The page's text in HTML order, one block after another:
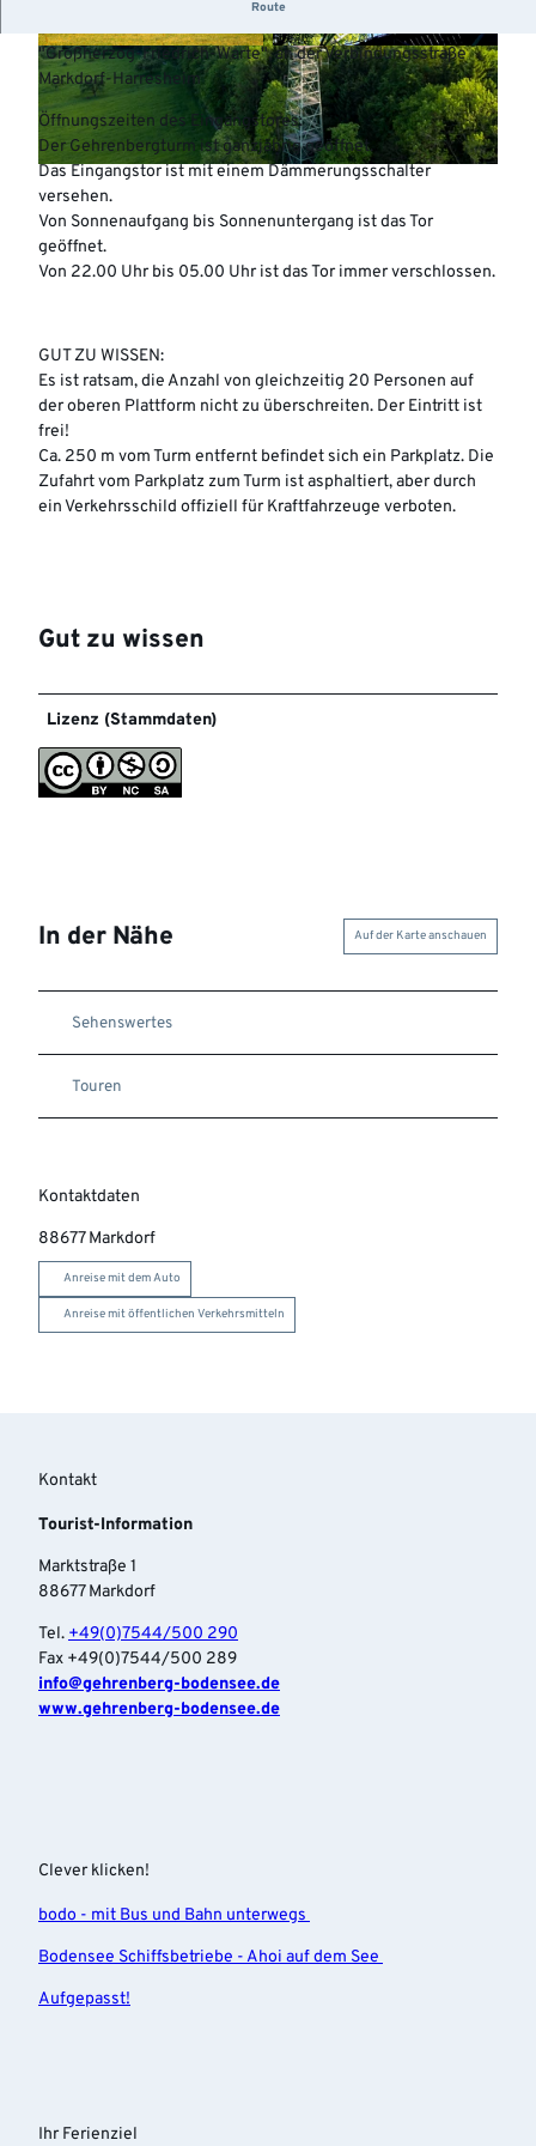
©CC-BY-NC-SA
© Florian Fahlenbock |CC-BY-NC-SA ©CC-BY-NC-SA
Route
Erbaut 1903 – 30m hoch – Fundament: ca. 724 m ü.M. – 149
Stufen
"Großherzog-Friedrich-Warte", an der Verbindungsstraße
Markdorf-Harresheim
Öffnungszeiten des Eingangstores:
Der Gehrenbergturm ist ganzjährig geöffnet.
Das Eingangstor ist mit einem Dämmerungsschalter
versehen.
Von Sonnenaufgang bis Sonnenuntergang ist das Tor
geöffnet.
Von 22.00 Uhr bis 05.00 Uhr ist das Tor immer verschlossen.
GUT ZU WISSEN:
Es ist ratsam, die Anzahl von gleichzeitig 20 Personen auf
der oberen Plattform nicht zu überschreiten. Der Eintritt ist
frei!
Ca. 250 m vom Turm entfernt befindet sich ein Parkplatz. Die
Zufahrt vom Parkplatz zum Turm ist asphaltiert, aber durch
ein Verkehrsschild offiziell für Kraftfahrzeuge verboten.
Gut zu wissen
Lizenz (Stammdaten)
In der Nähe Auf der Karte anschauen
Sehenswertes
Touren
Kontaktdaten
88677Markdorf
Anreise mit dem Auto
Anreise mit öffentlichen Verkehrsmitteln
Kontakt
Tourist-Information
Marktstraße 1
88677 Markdorf
Tel. +49(0)7544/500 290
Fax +49(0)7544/500 289
info‎@gehrenberg-bodensee.de
www.gehrenberg-bodensee.de
Clever klicken!
bodo - mit Bus und Bahn unterwegs
Bodensee Schiffsbetriebe - Ahoi auf dem See
Aufgepasst!
Ihr Ferienziel